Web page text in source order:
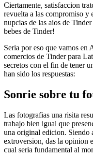
Ciertamente, satisfaccion
revuelta a las compromiso y
nupcias de las aios de
bebes de Tinder!
Seri­a por eso que vamos en
comercios de Tinder para
secretos con el fin de tener
han sido los respuestas:
Sonrie sobre tu
Las fotografias una risita
trabajo bien igual que
una original edicion. Siendo
extroversion, das la opinion
cual seri­a fundamental al